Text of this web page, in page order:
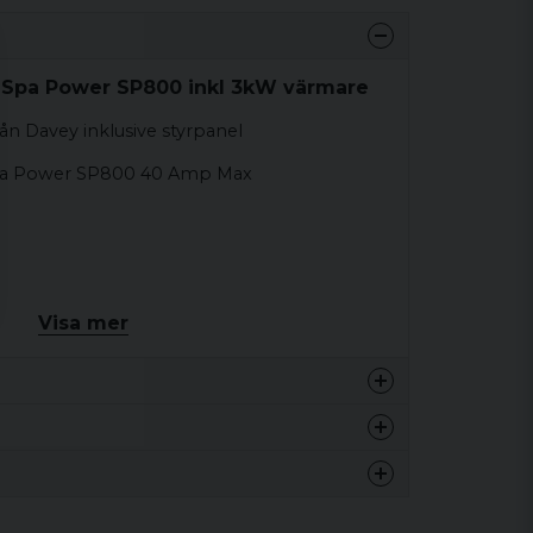
Power SP800 inkl 3kW värmare
Davey inklusive styrpanel
Power SP800 40 Amp Max
eller två hastigheter pump +
om pump 1 är en cirkulationspump med
ytterligare pump
Visa mer